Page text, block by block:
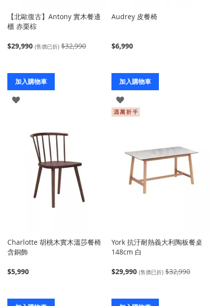
【北歐復古】Antony 實木餐邊
櫃 赤栗棕
$29,990 (售價已折) $32,990
加入購物車
登
Audrey 皮餐椅
$6,990
加入購物車
登
入
Charlotte 胡桃木實木溫莎餐椅
含銅飾
$5,990
York 抗汙耐熱義大利陶板餐桌
148cm 白
$29,990 (售價已折) $32,990